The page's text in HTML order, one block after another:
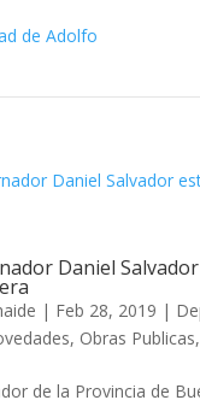
Daniel
| Feb 28, 2019 |
, Obras Publicas,
de la Provincia de